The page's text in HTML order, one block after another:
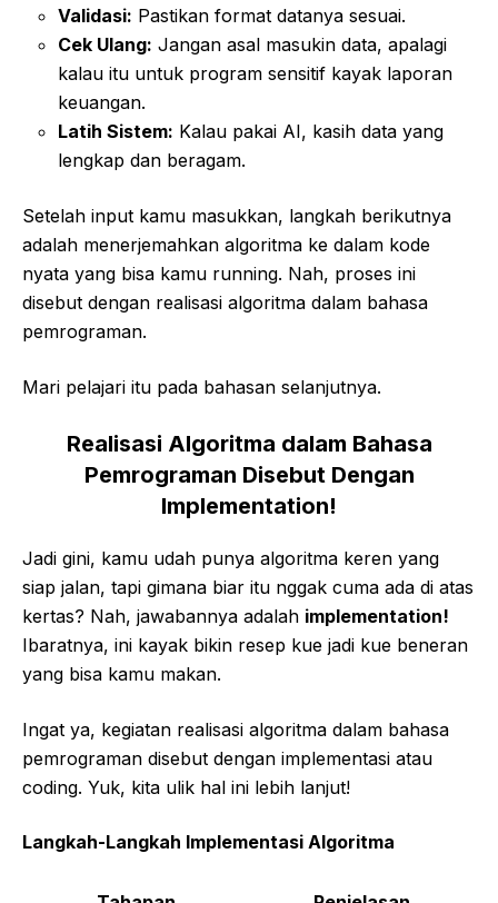
Validasi: Pastikan format datanya sesuai.
Cek Ulang: Jangan asal masukin data, apalagi
kalau itu untuk program sensitif kayak laporan
keuangan.
Latih Sistem: Kalau pakai AI, kasih data yang
lengkap dan beragam.
Setelah input kamu masukkan, langkah berikutnya
adalah menerjemahkan algoritma ke dalam kode
nyata yang bisa kamu running. Nah, proses ini
disebut dengan realisasi algoritma dalam bahasa
pemrograman.
Mari pelajari itu pada bahasan selanjutnya.
Realisasi Algoritma dalam Bahasa
Pemrograman Disebut Dengan
Implementation!
Jadi gini, kamu udah punya algoritma keren yang
siap jalan, tapi gimana biar itu nggak cuma ada di atas
kertas? Nah, jawabannya adalah implementation!
Ibaratnya, ini kayak bikin resep kue jadi kue beneran
yang bisa kamu makan.
Ingat ya, kegiatan realisasi algoritma dalam bahasa
pemrograman disebut dengan implementasi atau
coding. Yuk, kita ulik hal ini lebih lanjut!
Langkah-Langkah Implementasi Algoritma